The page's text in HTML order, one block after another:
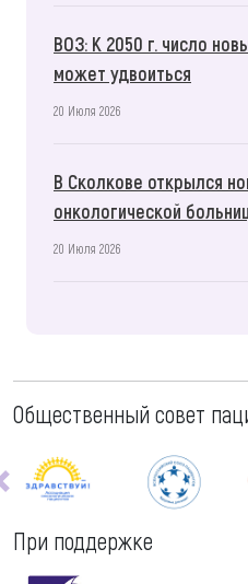
ВОЗ: К 2050 г. число
может удвоиться
20 Июля 2026
В Сколкове открылся
онкологической
20 Июля 2026
Общественный совет
При поддержке